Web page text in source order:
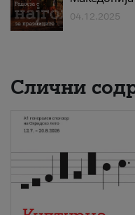
04.12.2025
Слични